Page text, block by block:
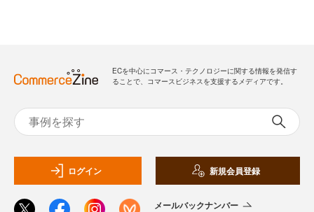
ECを中心にコマース・テクノロジーに関する情報を発信す
ることで、コマースビジネスを支援するメディアです。
ログイン 新規会員登録
メールバックナンバー